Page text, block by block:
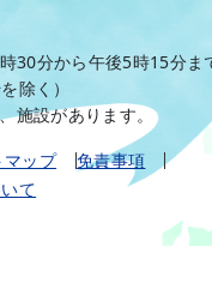
30分から午後5時15分ま
除く）
施設があります。
マップ
免責事項
て